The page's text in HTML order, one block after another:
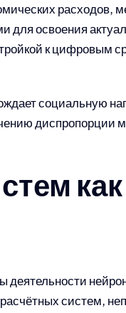
расходов,
для освоения
к цифровым
социальную
диспропорции
деятельности
систем,